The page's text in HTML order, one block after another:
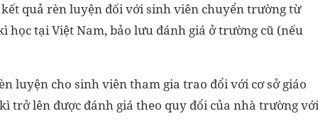
quả rèn luyện đối với sinh viên chuyển trường từ
học tại Việt Nam, bảo lưu đánh giá ở trường cũ (nếu
luyện cho sinh viên tham gia trao đổi với cơ sở giáo
trở lên được đánh giá theo quy đổi của nhà trường với